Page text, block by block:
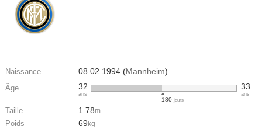
Naissance 08.02.1994 (Mannheim)
Âge 32
ans
180jours
33
ans
Taille 1.78m
Poids 69 kg